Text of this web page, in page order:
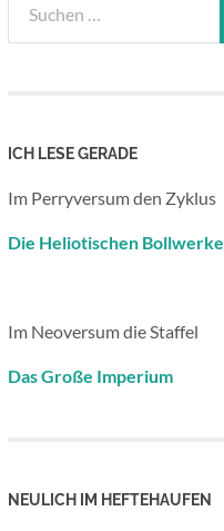
nach:
ICH LESE GERADE
Im Perryversum den Zyklus
Die Heliotischen Bollwerke
Im Neoversum die Staffel
Das Große Imperium
NEULICH IM HEFTEHAUFEN